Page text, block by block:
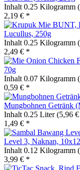
Inhalt 0.25 Kilogramm
2,19 € *
Lucullus, 250g
Inhalt 0.25 Kilogramm
2,49 € *
70g
Inhalt 0.07 Kilogramm
0,59 € *
Mungbohnen Getränk
Inhalt 0.25 Liter(5,96
1,49 € *
Level 3, Naknan,
Inhalt 0.12 Kilogramm
3,99 € *